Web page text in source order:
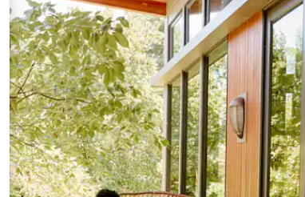
de flecha hacia arriba y hacia abajo o explora con el